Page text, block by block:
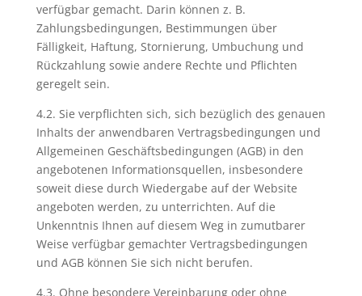
verfügbar gemacht. Darin können z. B.
Zahlungsbedingungen, Bestimmungen über
Fälligkeit, Haftung, Stornierung, Umbuchung und
Rückzahlung sowie andere Rechte und Pflichten
geregelt sein.
4.2. Sie verpflichten sich, sich bezüglich des genauen
Inhalts der anwendbaren Vertragsbedingungen und
Allgemeinen Geschäftsbedingungen (AGB) in den
angebotenen Informationsquellen, insbesondere
soweit diese durch Wiedergabe auf der Website
angeboten werden, zu unterrichten. Auf die
Unkenntnis Ihnen auf diesem Weg in zumutbarer
Weise verfügbar gemachter Vertragsbedingungen
und AGB können Sie sich nicht berufen.
4.3. Ohne besondere Vereinbarung oder ohne